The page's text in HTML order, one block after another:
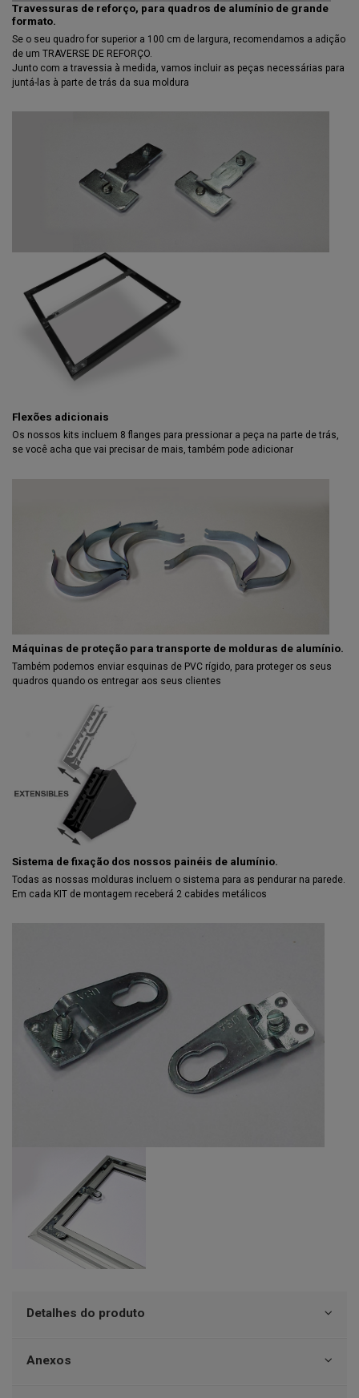
Travessuras de reforço, para quadros de alumínio de grande
formato.
Se o seu quadro for superior a 100 cm de largura, recomendamos a adição
de um TRAVERSE DE REFORÇO.
Junto com a travessia à medida, vamos incluir as peças necessárias para
juntá-las à parte de trás da sua moldura
Flexões adicionais
Os nossos kits incluem 8 flanges para pressionar a peça na parte de trás,
se você acha que vai precisar de mais, também pode adicionar
Máquinas de proteção para transporte de molduras de alumínio.
Também podemos enviar esquinas de PVC rígido, para proteger os seus
quadros quando os entregar aos seus clientes
Sistema de fixação dos nossos painéis de alumínio.
Todas as nossas molduras incluem o sistema para as pendurar na parede.
Em cada KIT de montagem receberá 2 cabides metálicos
Detalhes do produto
Anexos